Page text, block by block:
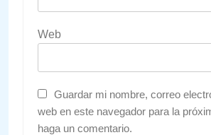
Web
Guardar mi nombre, correo
web en este navegador para la
haga un comentario.